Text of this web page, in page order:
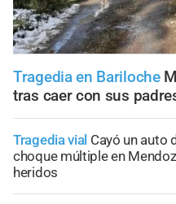
Tragedia en Bariloche
tras caer con sus
Tragedia vial Cayó un auto
choque múltiple en
heridos